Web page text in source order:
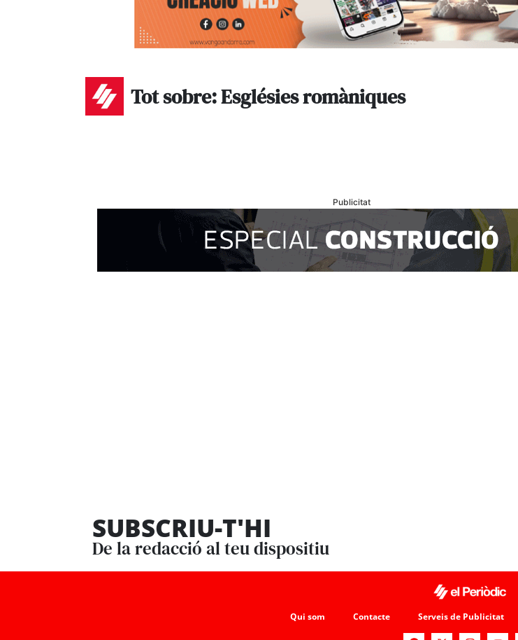
Tot sobre: Esglésies romàniques
Publicitat
SUBSCRIU-T'HI
De la redacció al teu dispositiu
Qui som Contacte Serveis de Publicitat